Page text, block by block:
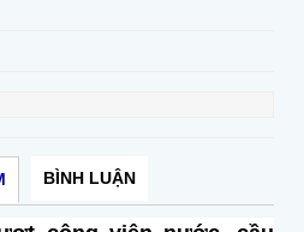
BÌNH LUẬN